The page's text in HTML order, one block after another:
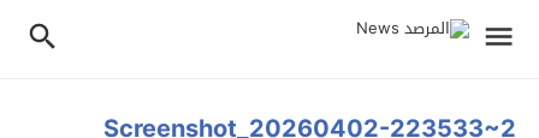
Screenshot_20260402-223533~2